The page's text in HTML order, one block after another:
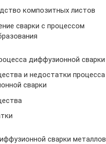
композитных листов
сварки с процессом
диффузионной сварки
и недостатки процесса
сварки
сварки металлов